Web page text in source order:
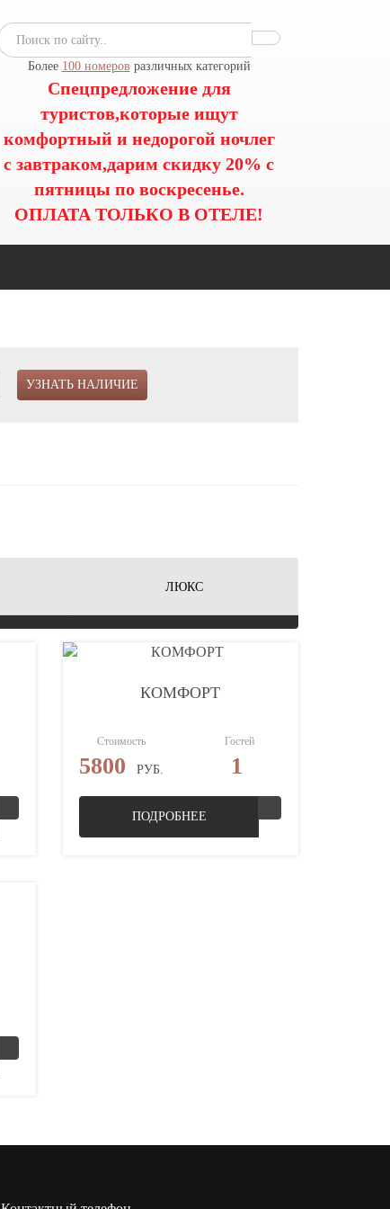
Более 100 номеров различных категорий
Спецпредложение для
туристов,которые ищут
комфортный и недорогой ночлег
с завтраком,дарим скидку 20% с
пятницы по воскресенье.
ОПЛАТА ТОЛЬКО В ОТЕЛЕ!
УЗНАТЬ НАЛИЧИЕ
ЛЮКС
КОМФОРТ
Стоимость
5800 РУБ.
Гостей
1
ПОДРОБНЕЕ